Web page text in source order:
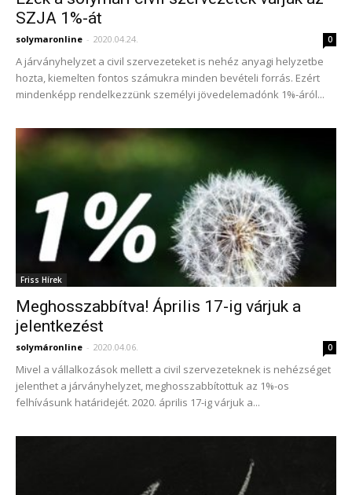
SZJA 1%-át
solymaronline - 2020.04.24. 0
A járványhelyzet a civil szervezeteket is nehéz anyagi helyzetbe
hozta, kiemelten fontos számukra minden bevételi forrás. Ezért
mindenképp rendelkezzünk személyi jövedelemadónk 1%-áról...
Friss Hírek
Meghosszabbítva! Április 17-ig várjuk a
jelentkezést
solymáronline - 2020.04.06. 0
Mivel a vállalkozások mellett a civil szervezeteknek is nehézséget
jelenthet a járványhelyzet, meghosszabbítottuk az 1%-os
felhívásunk határidejét. 2020. április 17-ig várjuk a...